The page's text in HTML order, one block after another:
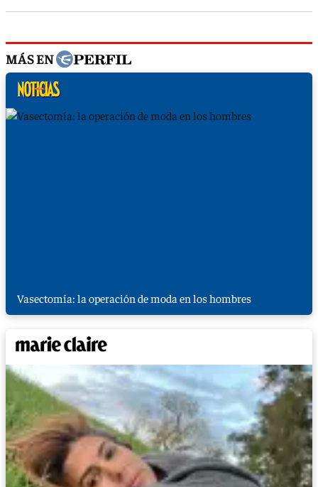
MÁS EN
Vasectomía: la operación de moda en los hombres